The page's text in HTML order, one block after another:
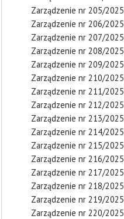
Zarządzenie nr 205/2025
Zarządzenie nr 206/2025
Zarządzenie nr 207/2025
Zarządzenie nr 208/2025
Zarządzenie nr 209/2025
Zarządzenie nr 210/2025
Zarządzenie nr 211/2025
Zarządzenie nr 212/2025
Zarządzenie nr 213/2025
Zarządzenie nr 214/2025
Zarządzenie nr 215/2025
Zarządzenie nr 216/2025
Zarządzenie nr 217/2025
Zarządzenie nr 218/2025
Zarządzenie nr 219/2025
Zarządzenie nr 220/2025